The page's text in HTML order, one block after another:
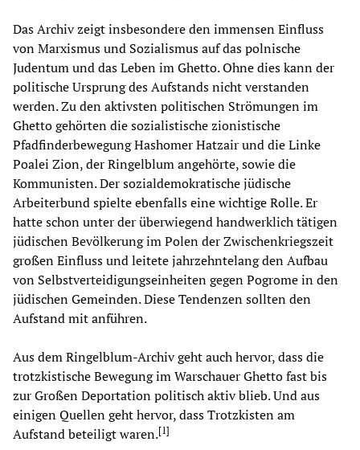
Das Archiv zeigt insbesondere den immensen Einfluss
von Marxismus und Sozialismus auf das polnische
Judentum und das Leben im Ghetto. Ohne dies kann der
politische Ursprung des Aufstands nicht verstanden
werden. Zu den aktivsten politischen Strömungen im
Ghetto gehörten die sozialistische zionistische
Pfadfinderbewegung Hashomer Hatzair und die Linke
Poalei Zion, der Ringelblum angehörte, sowie die
Kommunisten. Der sozialdemokratische jüdische
Arbeiterbund spielte ebenfalls eine wichtige Rolle. Er
hatte schon unter der überwiegend handwerklich tätigen
jüdischen Bevölkerung im Polen der Zwischenkriegszeit
großen Einfluss und leitete jahrzehntelang den Aufbau
von Selbstverteidigungseinheiten gegen Pogrome in den
jüdischen Gemeinden. Diese Tendenzen sollten den
Aufstand mit anführen.
Aus dem Ringelblum-Archiv geht auch hervor, dass die
trotzkistische Bewegung im Warschauer Ghetto fast bis
zur Großen Deportation politisch aktiv blieb. Und aus
einigen Quellen geht hervor, dass Trotzkisten am
Aufstand beteiligt waren.[1]